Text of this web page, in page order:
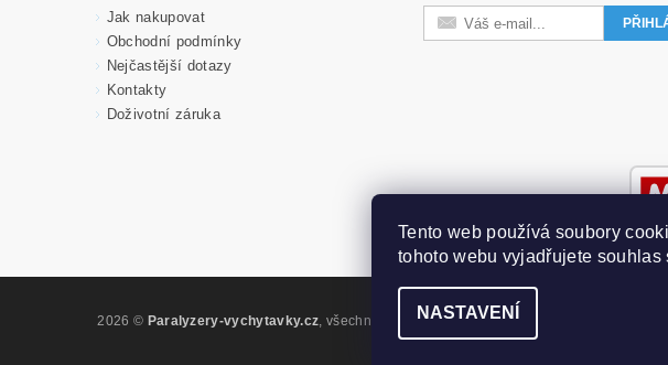
Jak nakupovat
Obchodní podmínky
Nejčastější dotazy
Kontakty
Doživotní záruka
2026 © Paralyzery-vychytavky.cz, všechna práva vyhrazena
Tento web používá soubory
tohoto webu vyjadřujete souhlas
NASTAVENÍ